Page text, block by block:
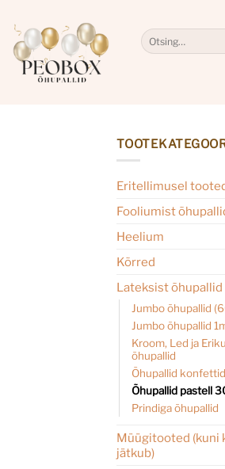
content
Otsi:
Eritellimusel
Fooliumist
Heelium
Kõrred
Lateksist õhupallid
Jumbo õhupallid
Jumbo õhupallid
Kroom, Led ja
õhupallid
Õhupallid
Õhupallid pastell
Prindiga õhupallid
Müügitooted (kuni
jätkub)